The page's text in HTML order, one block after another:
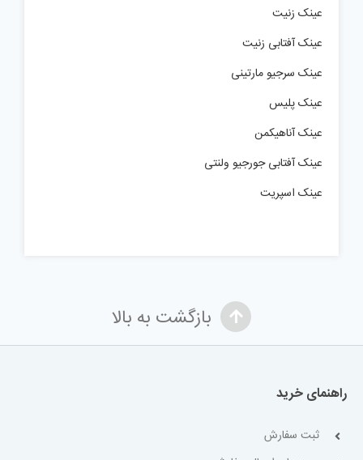
عینک زنیت
عینک آفتابی زنیت
عینک سرجیو مارتینی
عینک پلیس
عینک آناهیکمن
عینک آفتابی جورجیو ولنتی
عینک اسپریت
بازگشت به بالا
راهنمای خرید
ثبت سفارش